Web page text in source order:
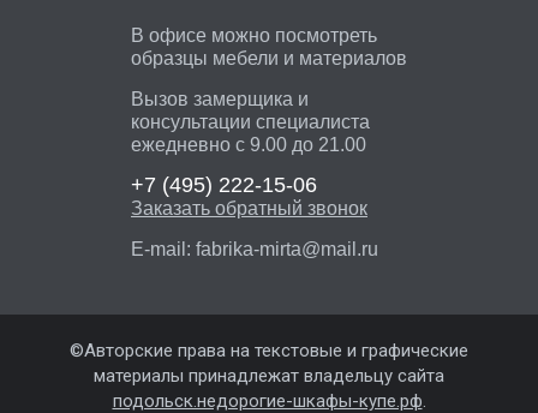
В офисе можно посмотреть
образцы мебели и материалов
Вызов замерщика и
консультации специалиста
ежедневно с 9.00 до 21.00
+7 (495) 222-15-06
Заказать обратный звонок
E-mail: fabrika-mirta@mail.ru
©Авторские права на текстовые и графические
материалы принадлежат владельцу сайта
подольск.недорогие-шкафы-купе.рф.